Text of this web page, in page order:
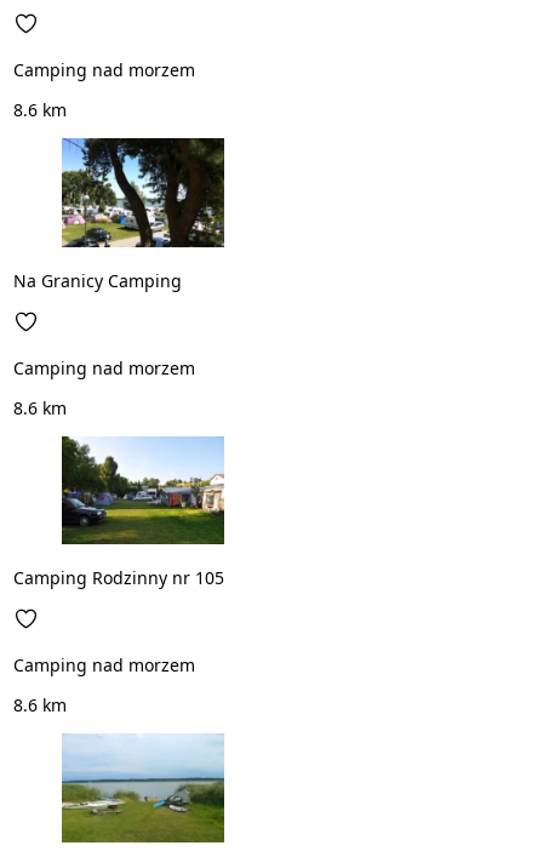
Camping nad morzem
8.6 km
Na Granicy Camping
Camping nad morzem
8.6 km
Camping Rodzinny nr 105
Camping nad morzem
8.6 km